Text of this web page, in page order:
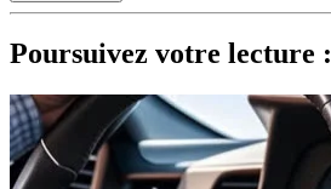
Poursuivez votre lecture :